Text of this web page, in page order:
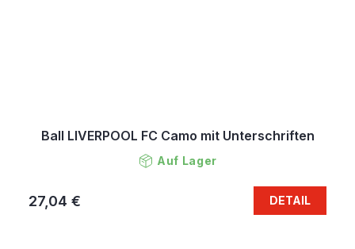
Ball LIVERPOOL FC Camo mit Unterschriften
Auf Lager
27,04 € DETAIL